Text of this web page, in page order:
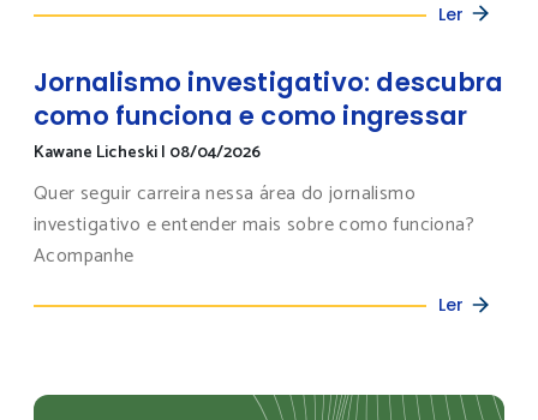
Ler
Jornalismo investigativo: descubra
como funciona e como ingressar
Kawane Licheski| 08/04/2026
Quer seguir carreira nessa área do jornalismo
investigativo e entender mais sobre como funciona?
Acompanhe
Ler